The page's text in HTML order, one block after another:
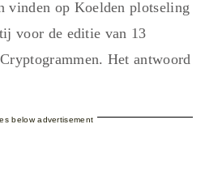
vinden op Koelden plotseling
voor de editie van 13
Het antwoord
below advertisement